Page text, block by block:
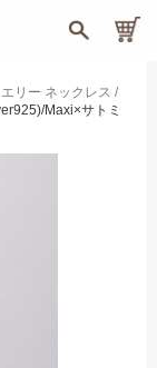
リー ネックレス /
Maxi×サトミ